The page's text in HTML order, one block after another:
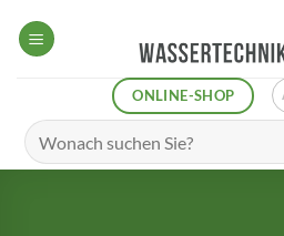
Inhalt
ONLINE-SHOP
Suchen
nach: